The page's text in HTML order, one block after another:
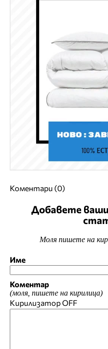
Коментари (0)
Добавете
Моля пишете на
Име
Коментар
(моля, пишете на кирилица)
КирилизаторOFF